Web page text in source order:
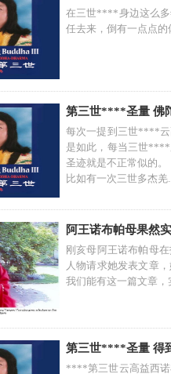
在三世****身边这么多
任去来，倒有一点点
第三世****圣量 佛
每次一提到三世****云
是如此，每当三世****
圣迹就是不正常似的。
比如有一次三世多杰羌
阿王诺布帕母果然
刚亥母阿王诺布帕母
人物请求她发表文章
我们能有这一篇文章，
第三世****圣量 得
****第三世云高益西诺